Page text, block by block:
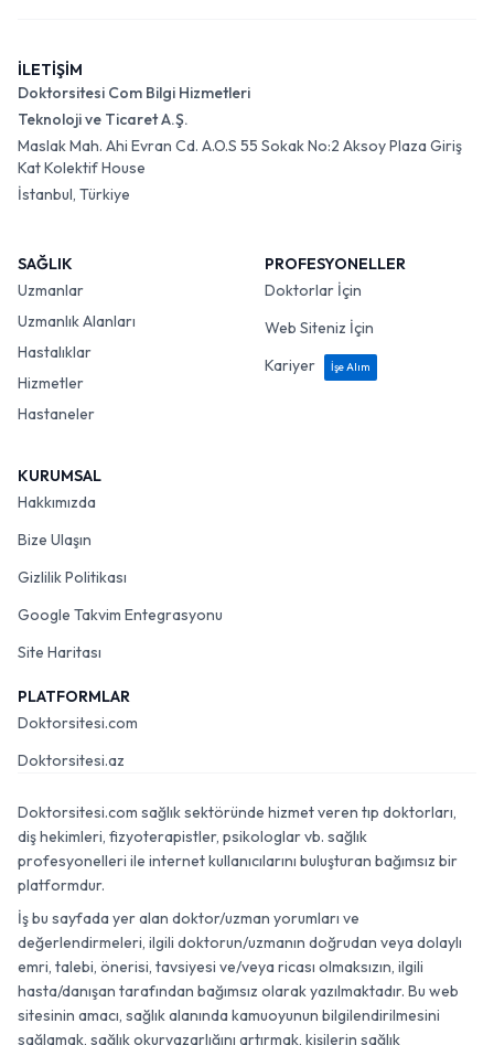
İLETİŞİM
Doktorsitesi Com Bilgi Hizmetleri
Teknoloji ve Ticaret A.Ş.
Maslak Mah. Ahi Evran Cd. A.O.S 55 Sokak No:2 Aksoy Plaza Giriş
Kat Kolektif House
İstanbul, Türkiye
SAĞLIK
Uzmanlar
Uzmanlık Alanları
Hastalıklar
Hizmetler
Hastaneler
PROFESYONELLER
Doktorlar İçin
Web Siteniz İçin
Kariyer
İşe Alım
KURUMSAL
Hakkımızda
Bize Ulaşın
Gizlilik Politikası
Google Takvim Entegrasyonu
Site Haritası
PLATFORMLAR
Doktorsitesi.com
Doktorsitesi.az
Doktorsitesi.com sağlık sektöründe hizmet veren tıp doktorları,
diş hekimleri, fizyoterapistler, psikologlar vb. sağlık
profesyonelleri ile internet kullanıcılarını buluşturan bağımsız bir
platformdur.
İş bu sayfada yer alan doktor/uzman yorumları ve
değerlendirmeleri, ilgili doktorun/uzmanın doğrudan veya dolaylı
emri, talebi, önerisi, tavsiyesi ve/veya ricası olmaksızın, ilgili
hasta/danışan tarafından bağımsız olarak yazılmaktadır. Bu web
sitesinin amacı, sağlık alanında kamuoyunun bilgilendirilmesini
sağlamak, sağlık okuryazarlığını artırmak, kişilerin sağlık